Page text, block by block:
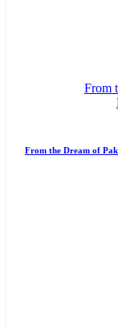
From the Dream of